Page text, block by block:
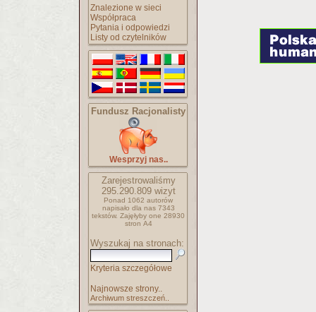
Znalezione w sieci
Współpraca
Pytania i odpowiedzi
Listy od czytelników
Fundusz Racjonalisty
Wesprzyj nas..
Zarejestrowaliśmy
295.290.809wizyt
Ponad 1062 autorów
napisało dla nas 7343
tekstów. Zajęłyby one 28930
stron A4
Wyszukaj na stronach:
Kryteria szczegółowe
Najnowsze strony..
Archiwum streszczeń..